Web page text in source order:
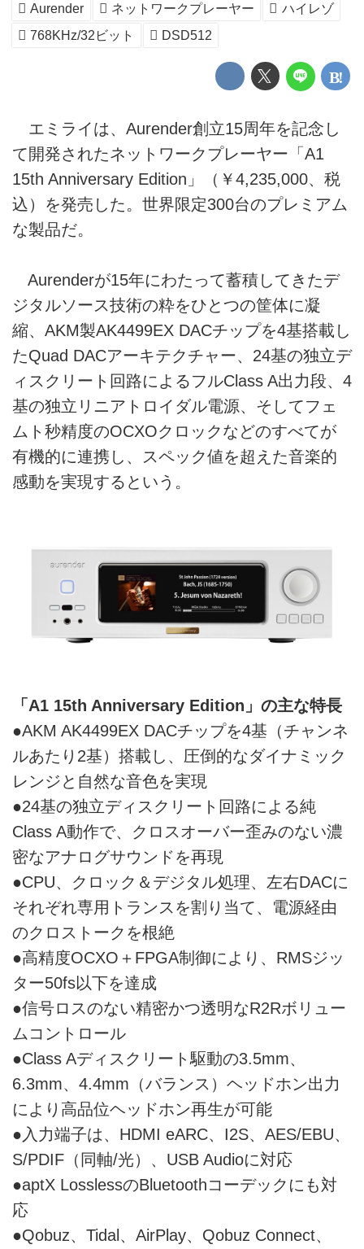
Aurender
ネットワークプレーヤー
ハイレゾ
768KHz/32ビット
DSD512
エミライは、Aurender創立15周年を記念し
て開発されたネットワークプレーヤー「A1
15th Anniversary Edition」（￥4,235,000、税
込）を発売した。世界限定300台のプレミアム
な製品だ。
Aurenderが15年にわたって蓄積してきたデ
ジタルソース技術の粋をひとつの筐体に凝
縮、AKM製AK4499EX DACチップを4基搭載し
たQuad DACアーキテクチャー、24基の独立デ
ィスクリート回路によるフルClass A出力段、4
基の独立リニアトロイダル電源、そしてフェ
ムト秒精度のOCXOクロックなどのすべてが
有機的に連携し、スペック値を超えた音楽的
感動を実現するという。
「A1 15th Anniversary Edition」の主な特長
●AKM AK4499EX DACチップを4基（チャンネ
ルあたり2基）搭載し、圧倒的なダイナミック
レンジと自然な音色を実現
●24基の独立ディスクリート回路による純
Class A動作で、クロスオーバー歪みのない濃
密なアナログサウンドを再現
●CPU、クロック＆デジタル処理、左右DACに
それぞれ専用トランスを割り当て、電源経由
のクロストークを根絶
●高精度OCXO＋FPGA制御により、RMSジッ
ター50fs以下を達成
●信号ロスのない精密かつ透明なR2Rボリュー
ムコントロール
●Class Aディスクリート駆動の3.5mm、
6.3mm、4.4mm（バランス）ヘッドホン出力
により高品位ヘッドホン再生が可能
●入力端子は、HDMI eARC、I2S、AES/EBU、
S/PDIF（同軸/光）、USB Audioに対応
●aptX LosslessのBluetoothコーデックにも対
応
●Qobuz、Tidal、AirPlay、Qobuz Connect、